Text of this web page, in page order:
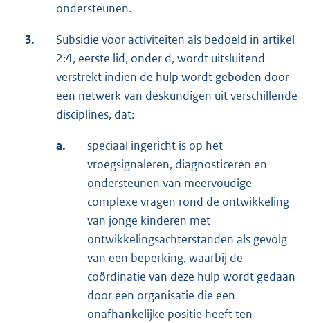
ondersteunen.
3.
Subsidie voor activiteiten als bedoeld in artikel
2:4, eerste lid, onder d, wordt uitsluitend
verstrekt indien de hulp wordt geboden door
een netwerk van deskundigen uit verschillende
disciplines, dat:
a.
speciaal ingericht is op het
vroegsignaleren, diagnosticeren en
ondersteunen van meervoudige
complexe vragen rond de ontwikkeling
van jonge kinderen met
ontwikkelingsachterstanden als gevolg
van een beperking, waarbij de
coördinatie van deze hulp wordt gedaan
door een organisatie die een
onafhankelijke positie heeft ten